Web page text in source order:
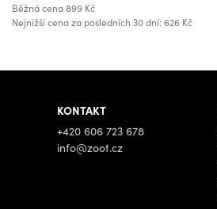
Běžná cena899 Kč
Nejnižší cena za posledních 30 dní: 626 Kč
KONTAKT
+420 606 723 678
info@zoot.cz